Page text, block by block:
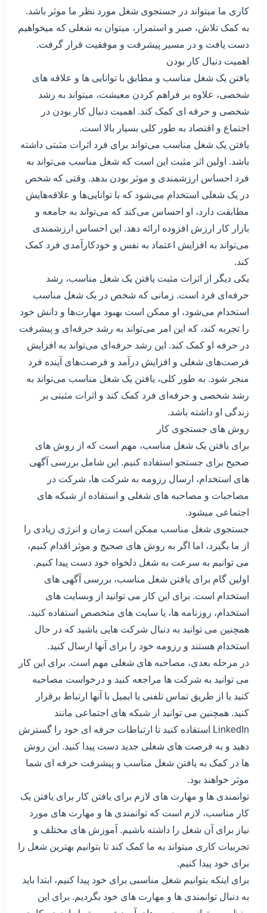
کاری ما میتواند در جستجوی شغل مورد نظر ما موثر باشد.
به کمک تلاش، صبر و استمرار، میتوان به شغلی که میخواهیم
دست یافت و در مسیر پیشرفت و موفقیت قرار گرفت.
اهمیت دنبال کار بودن
یافتن یک شغل مناسب و مطابق با توانایی ها و علاقه های
شخصی، علاوه بر فراهم کردن معیشت، میتواند به رشد
شخصی و حرفه ای کمک کند. اهمیت دنبال کار بودن در
اجتماع و اقتصاد به طور کلی بسیار بالا است.
یافتن یک شغل مناسب می‌تواند برای فرد اثرات مثبتی داشته
باشد. اولین اثر مثبت این است که شغل مناسب می‌تواند به
فرد احساس ارزشمندی و موثر بودن بدهد. وقتی که شخص
در یک شغلی استخدام می‌شود که با توانایی‌ها و علاقه‌هایش
مطابقت دارد، او احساس می‌کند که می‌تواند به جامعه و
بازار کار ارزش افزوده ارائه دهد. این احساس ارزشمندی
می‌تواند به افزایش اعتماد به نفس و خودکارآمدی فرد کمک
کند.
یکی دیگر از اثرات مثبت یافتن یک شغل مناسب، رشد
حرفه‌ای فرد است. زمانی که شخص در یک شغل مناسب
استخدام می‌شود، او ممکن است بهبود مهارت‌ها و دانش خود
را تجربه کند، که این امر می‌تواند به رشد حرفه‌ای و پیشرفت
در حرفه او کمک کند. این رشد حرفه‌ای می‌تواند به افزایش
فرصت‌های شغلی و افزایش درآمد و فرصت‌های آینده فرد
منجر شود. به طور کلی، یافتن یک شغل مناسب می‌تواند به
رشد شخصی و حرفه‌ای فرد کمک کند و اثرات مثبتی بر
زندگی او داشته باشد.
روش های جستجوی کار
برای یافتن یک شغل مناسب، مهم است که از روش های
صحیح برای جستجو استفاده کنیم. این شامل بررسی آگهی
های استخدام، ارسال رزومه به شرکت ها، شرکت در
مصاحبات و مصاحبه های شغلی و استفاده از شبکه های
اجتماعی میشود.
جستجوی شغل مناسب ممکن است زمان و انرژی زیادی را
از ما بگیرد، اما اگر به روش های صحیح و موثر اقدام کنیم،
می توانیم به سرعت به شغل دلخواه خود دست پیدا کنیم.
اولین گام برای یافتن شغل مناسب، بررسی آگهی های
استخدام است. برای این کار می توانید از وبسایت های
استخدام، روزنامه ها، یا سایت های متخصص استفاده کنید.
همچنین می توانید به دنبال شرکت هایی باشید که در حال
استخدام هستند و رزومه خود را برای آنها ارسال کنید.
در مرحله بعدی، مصاحبه های شغلی مهم است. برای این کار
می توانید به شرکت ها مراجعه کنید و درخواست مصاحبه
کنید یا از طریق تماس تلفنی یا ایمیل با آنها ارتباط برقرار
کنید. همچنین می توانید از شبکه های اجتماعی مانند
LinkedIn استفاده کنید تا ارتباطات حرفه ای خود را گسترش
دهید و به فرصت های شغلی جدید دست پیدا کنید. این روش
ها در کمک به یافتن شغل مناسب و پیشرفت حرفه ای شما
موثر خواهند بود.
توانمندی ها و مهارت های لازم برای یافتن کار برای یافتن یک
کار مناسب، لازم است که توانمندی ها و مهارت های مورد
نیاز برای آن شغل را داشته باشیم. آموزش های مختلف و
تجربیات کاری میتواند به ما کمک کند تا بتوانیم بهترین شغل را
برای خود پیدا کنیم.
برای اینکه بتوانیم شغل مناسبی برای خود پیدا کنیم، ابتدا باید
به دنبال توانمندی ها و مهارت های خود بگردیم. برای این